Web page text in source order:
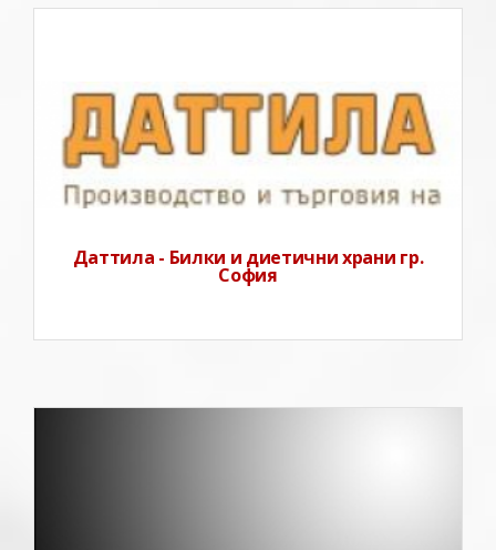
ЕТ ДАТТИЛАД-р Добрина Атанасова –
гастроентерологтърговия на диетични, диабетични,
целебни храни и билки.Нестандартна диагностика и
лечение.– Диагностика– Обезпаразитяване със
Даттила - Билки и диетични храни гр.
София